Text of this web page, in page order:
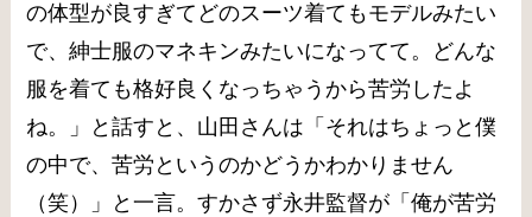
の体型が良すぎてどのスーツ着てもモデルみたい
で、紳士服のマネキンみたいになってて。どんな
服を着ても格好良くなっちゃうから苦労したよ
ね。」と話すと、山田さんは「それはちょっと僕
の中で、苦労というのかどうかわかりません
（笑）」と一言。すかさず永井監督が「俺が苦労